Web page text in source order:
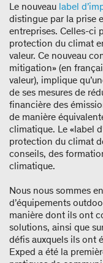
Le nouveau label
distingue par la prise
entreprises. Celles-ci
protection du climat
valeur. Ce nouveau
mitigation» (en
valeur), implique
de ses mesures de
financière des
de manière
climatique. Le «label
protection du climat
conseils, des
climatique.
Nous nous sommes
d’équipements
manière dont ils ont
solutions, ainsi que
défis auxquels ils ont
Exped a été la